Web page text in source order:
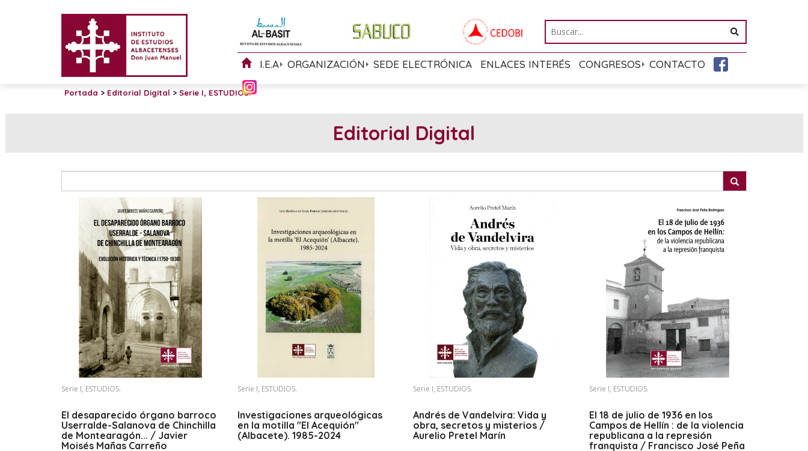
I.E.A ORGANIZACIÓN SEDE ELECTRÓNICA ENLACES INTERÉS CONGRESOS CONTACTO
Portada > Editorial Digital > Serie I, ESTUDIOS.
Editorial Digital
Serie I, ESTUDIOS.
El desaparecido órgano barroco
Userralde-Salanova de Chinchilla
de Montearagón... / Javier
Moisés Mañas Carreño
Serie I, ESTUDIOS.
Investigaciones arqueológicas
en la motilla "El Acequión"
(Albacete). 1985-2024
Serie I, ESTUDIOS.
Andrés de Vandelvira: Vida y
obra, secretos y misterios /
Aurelio Pretel Marín
Serie I, ESTUDIOS.
El 18 de julio de 1936 en los
Campos de Hellín : de la violencia
republicana a la represión
franquista / Francisco José Peña